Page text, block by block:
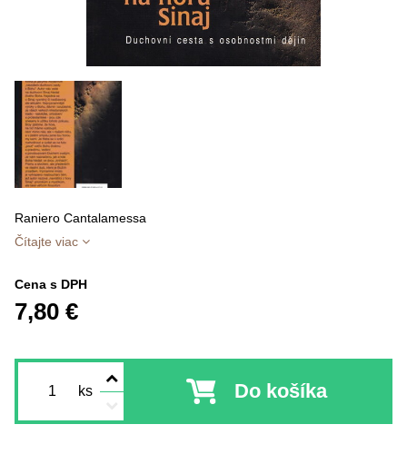
Raniero Cantalamessa
Čítajte viac
Cena s DPH
7,80 €
ks Do košíka